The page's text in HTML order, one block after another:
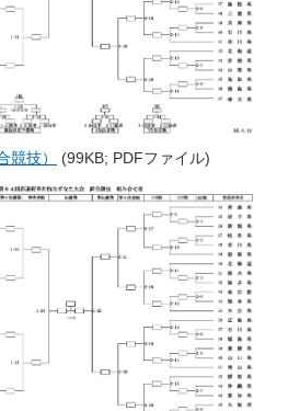
競技） (99KB; PDFファイル)